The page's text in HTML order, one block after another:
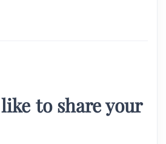
to share your